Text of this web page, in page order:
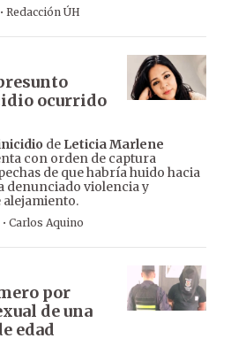
· Redacción ÚH
ocurrido
de Leticia Marlene
con orden de captura
de que habría huido hacia
denunciado violencia y
· Carlos Aquino
por
de una
edad